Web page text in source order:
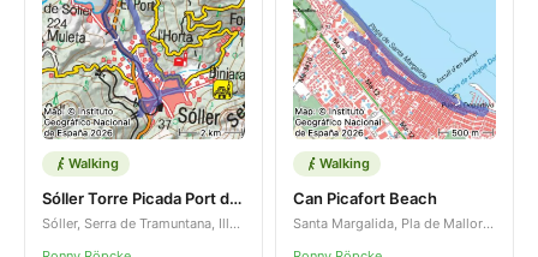
Walking
Sóller Torre Picada Port de Sóller
Sóller, Serra de Tramuntana, Illes Balears, ES
Walking
Can Picafort Beach
Santa Margalida, Pla de Mallorca, Illes Balears, ES